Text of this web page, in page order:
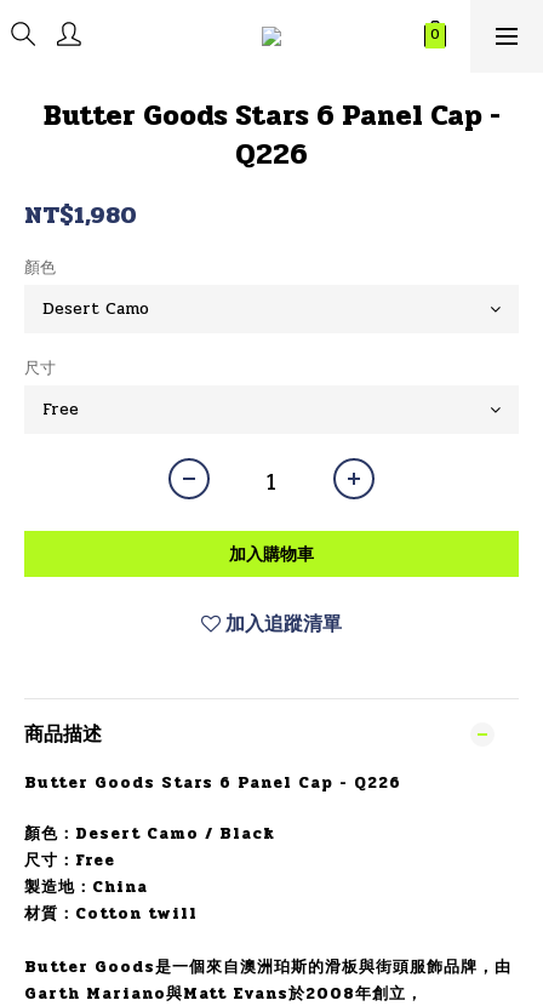
Butter Goods Stars 6 Panel Cap -
Q226
NT$1,980
顏色
尺寸
加入購物車
加入追蹤清單
商品描述
Butter Goods Stars 6 Panel Cap - Q226
顏色： Desert Camo / Black
尺寸：Free
製造地：China
材質： Cotton twill
Butter Goods是一個來自澳洲珀斯的滑板與街頭服飾品牌，由
Garth Mariano與Matt Evans於2008年創立，